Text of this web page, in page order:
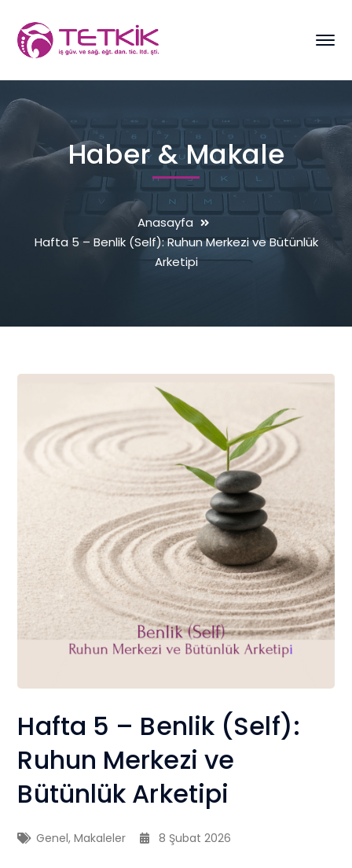
Haber & Makale
Anasayfa
Hafta 5 – Benlik (Self): Ruhun Merkezi ve Bütünlük
Arketipi
Hafta 5 – Benlik (Self):
Ruhun Merkezi ve
Bütünlük Arketipi
Genel,Makaleler 8 Şubat 2026